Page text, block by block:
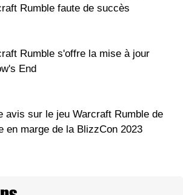
Rumble faute de succès
Rumble s'offre la mise à jour
End
avis sur le jeu Warcraft Rumble de
en marge de la BlizzCon 2023